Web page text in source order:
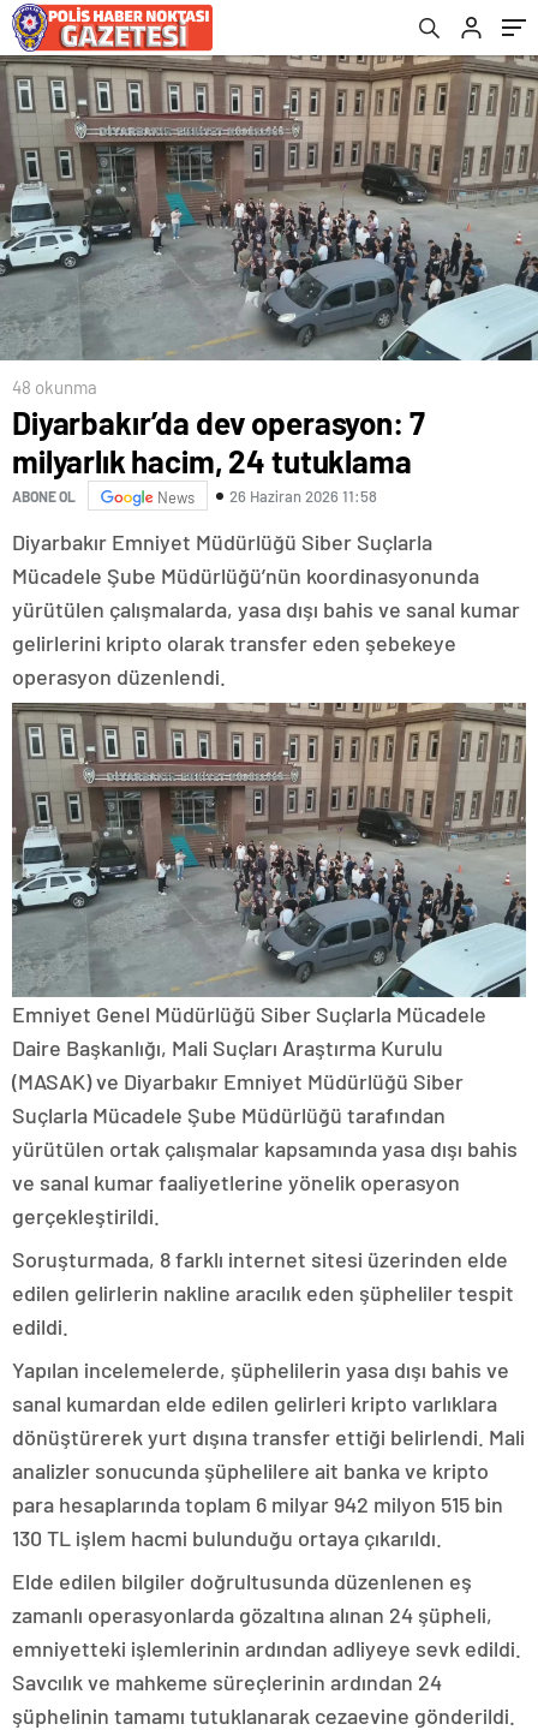
48 okunma
Diyarbakır’da dev operasyon: 7
milyarlık hacim, 24 tutuklama
ABONE OL News 26 Haziran 2026 11:58
Diyarbakır Emniyet Müdürlüğü Siber Suçlarla
Mücadele Şube Müdürlüğü’nün koordinasyonunda
yürütülen çalışmalarda, yasa dışı bahis ve sanal kumar
gelirlerini kripto olarak transfer eden şebekeye
operasyon düzenlendi.
Emniyet Genel Müdürlüğü Siber Suçlarla Mücadele
Daire Başkanlığı, Mali Suçları Araştırma Kurulu
(MASAK) ve Diyarbakır Emniyet Müdürlüğü Siber
Suçlarla Mücadele Şube Müdürlüğü tarafından
yürütülen ortak çalışmalar kapsamında yasa dışı bahis
ve sanal kumar faaliyetlerine yönelik operasyon
gerçekleştirildi.
Soruşturmada, 8 farklı internet sitesi üzerinden elde
edilen gelirlerin nakline aracılık eden şüpheliler tespit
edildi.
Yapılan incelemelerde, şüphelilerin yasa dışı bahis ve
sanal kumardan elde edilen gelirleri kripto varlıklara
dönüştürerek yurt dışına transfer ettiği belirlendi. Mali
analizler sonucunda şüphelilere ait banka ve kripto
para hesaplarında toplam 6 milyar 942 milyon 515 bin
130 TL işlem hacmi bulunduğu ortaya çıkarıldı.
Elde edilen bilgiler doğrultusunda düzenlenen eş
zamanlı operasyonlarda gözaltına alınan 24 şüpheli,
emniyetteki işlemlerinin ardından adliyeye sevk edildi.
Savcılık ve mahkeme süreçlerinin ardından 24
şüphelinin tamamı tutuklanarak cezaevine gönderildi.